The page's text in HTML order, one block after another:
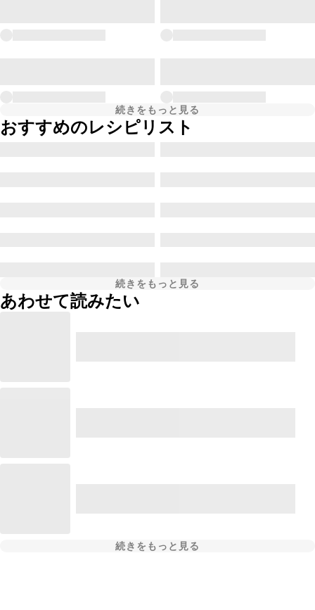
続きをもっと見る
おすすめのレシピリスト
続きをもっと見る
あわせて読みたい
続きをもっと見る